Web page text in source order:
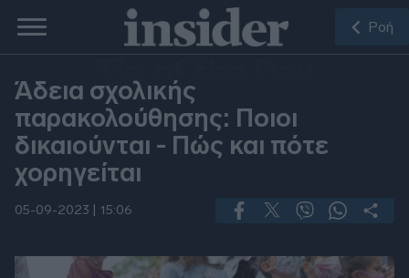
Ροή
Tip of the Day
Άδεια σχολικής
παρακολούθησης: Ποιοι
δικαιούνται - Πώς και πότε
χορηγείται
05-09-2023 | 15:06